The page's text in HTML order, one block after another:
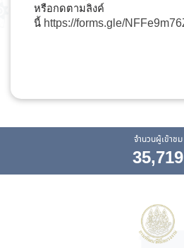
หรือกดตามลิงค์
นี้ https://forms.gle/
จำนวนผู้เข้าชม
35,719